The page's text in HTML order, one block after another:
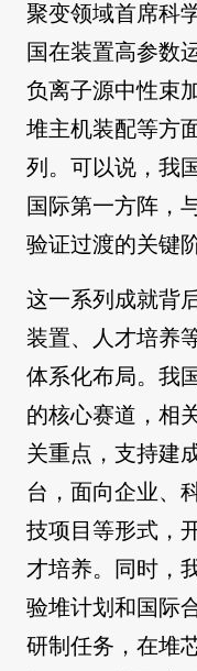
聚变领域首席科
国在装置高参数
负离子源中性束
堆主机装配等方
列。可以说，我
国际第一方阵，
验证过渡的关键
这一系列成就背
装置、人才培养
体系化布局。我
的核心赛道，相
关重点，支持建
台，面向企业、
技项目等形式，
才培养。同时，
验堆计划和国际
研制任务，在堆